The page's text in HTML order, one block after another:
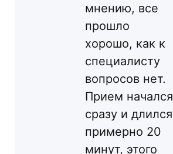
мнению, все
прошло
хорошо, как к
специалисту
вопросов нет.
Прием начался
сразу и длился
примерно 20
минут, этого